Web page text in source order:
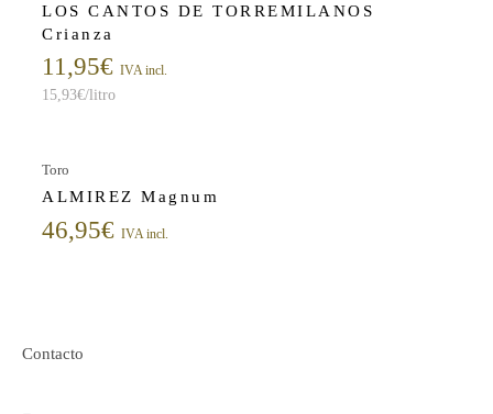
LOS CANTOS DE TORREMILANOS
Crianza
11,95€ IVA incl.
15,93€/litro
Toro
ALMIREZ Magnum
46,95€ IVA incl.
Contacto